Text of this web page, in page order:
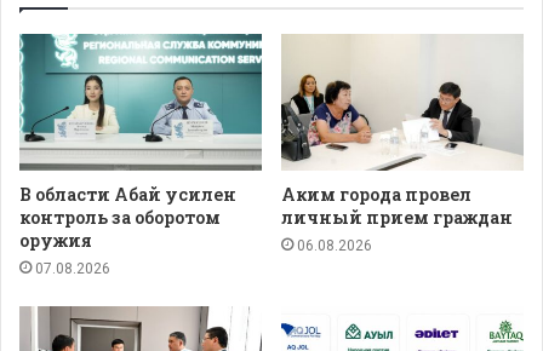
В области Абай усилен
контроль за оборотом
оружия
07.08.2026
Аким города провел
личный прием граждан
06.08.2026